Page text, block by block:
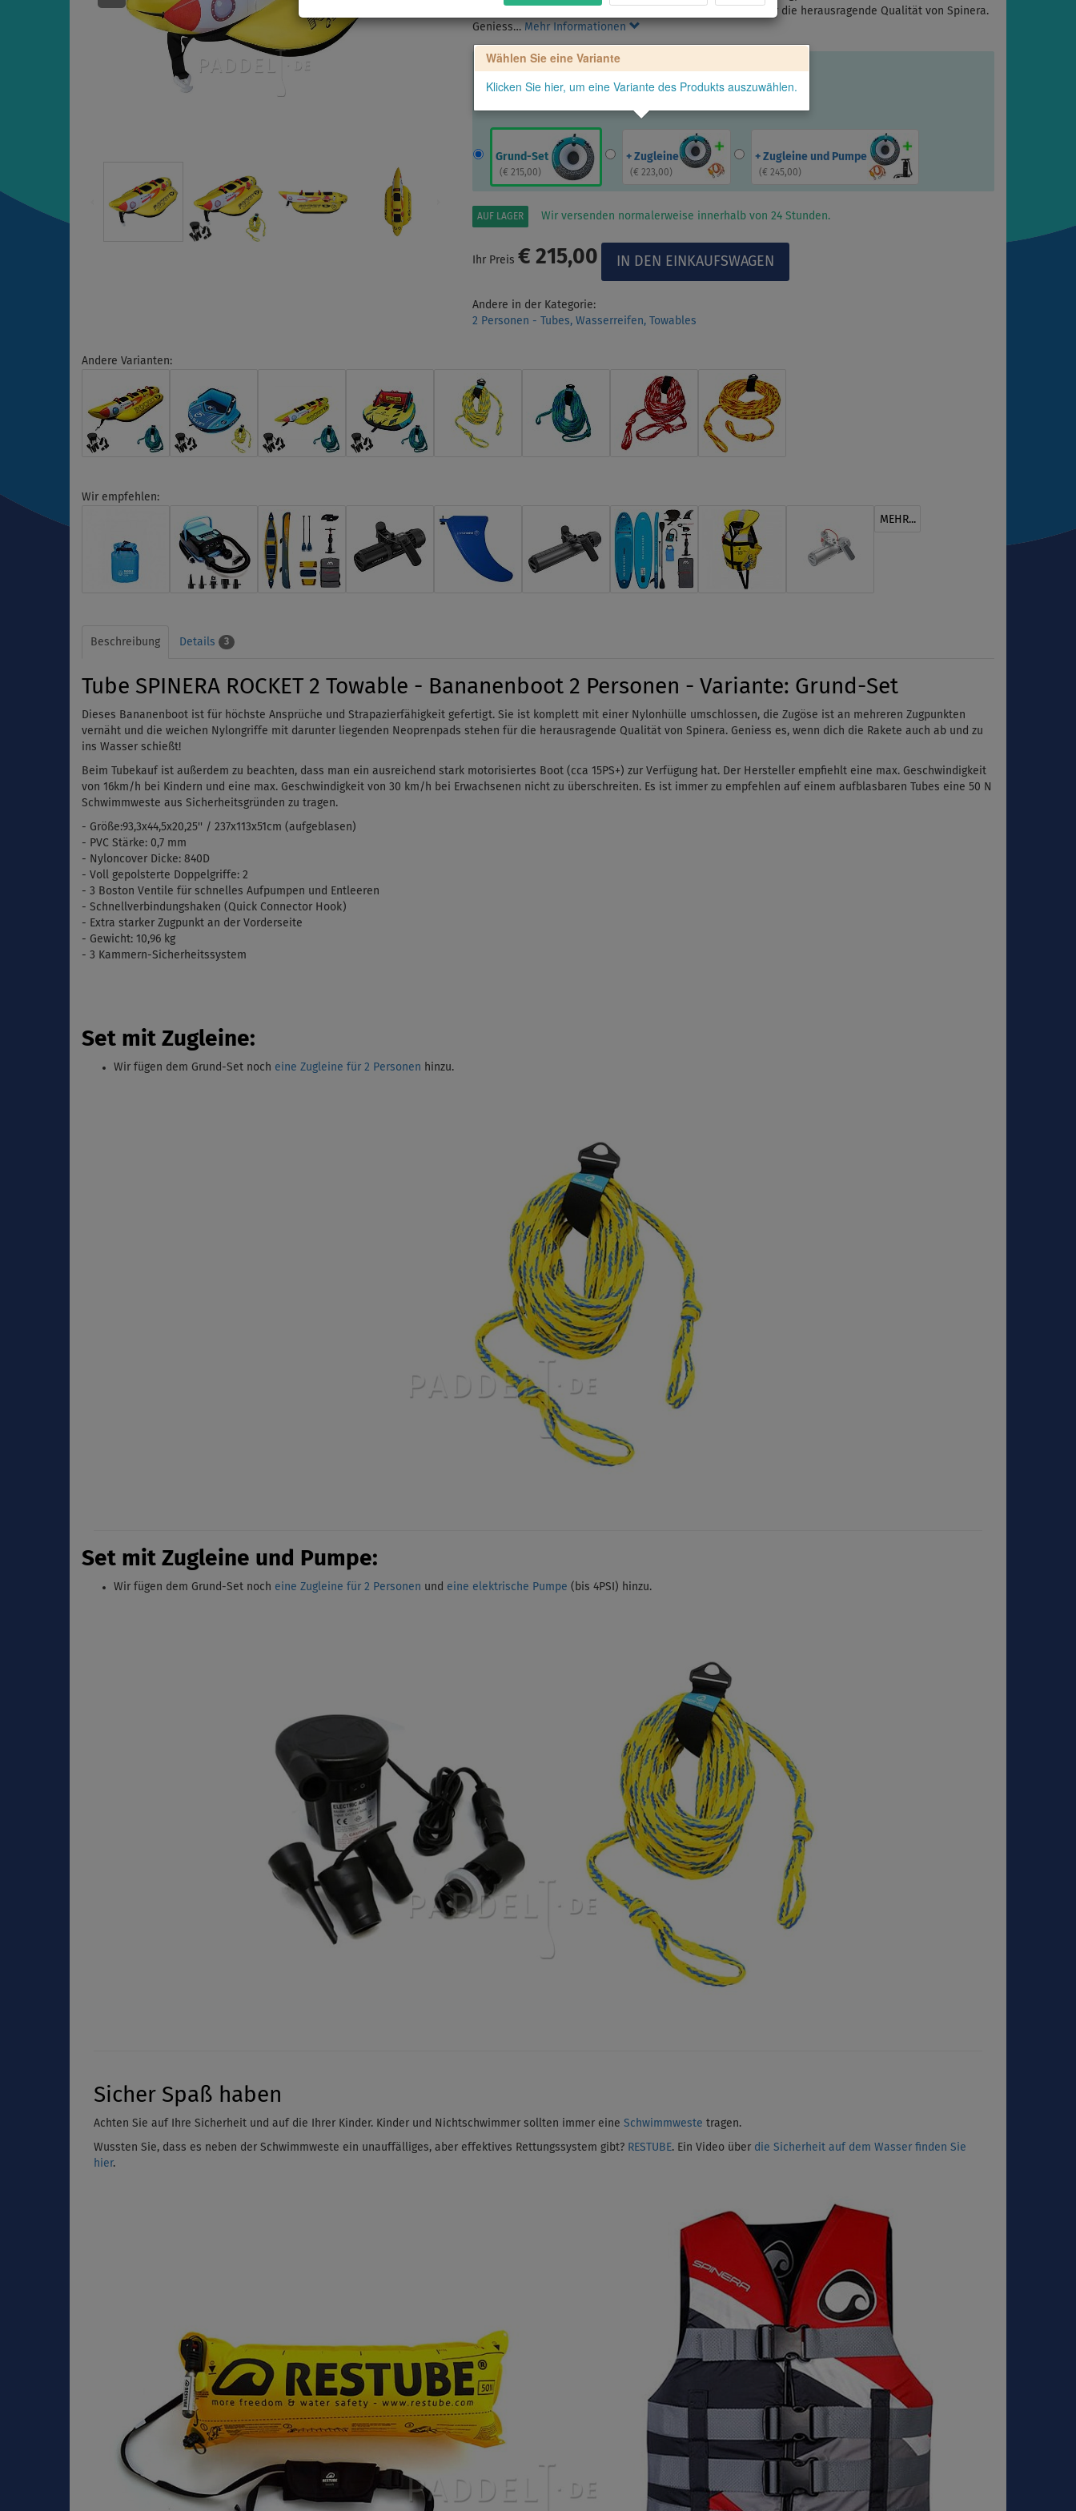
Nylongriffe mit darunter liegenden Neoprenpads stehen für die herausragende Qualität von Spinera.
Geniess… Mehr Informationen
Wählen Sie eine Variante
Klicken Sie hier, um eine Variante des Produkts auszuwählen.
Grund-Set
(€ 215,00)
+ Zugleine
(€ 223,00)
+ Zugleine und Pumpe
(€ 245,00)
AUF LAGER Wir versenden normalerweise innerhalb von 24 Stunden.
Ihr Preis € 215,00
Andere in der Kategorie:
2 Personen - Tubes, Wasserreifen, Towables
Andere Varianten:
Wir empfehlen:
MEHR...
Beschreibung Details 3
Tube SPINERA ROCKET 2 Towable - Bananenboot 2 Personen - Variante: Grund-Set
Dieses Bananenboot ist für höchste Ansprüche und Strapazierfähigkeit gefertigt. Sie ist komplett mit einer Nylonhülle umschlossen, die Zugöse ist an mehreren Zugpunkten
vernäht und die weichen Nylongriffe mit darunter liegenden Neoprenpads stehen für die herausragende Qualität von Spinera. Geniess es, wenn dich die Rakete auch ab und zu
ins Wasser schießt!
Beim Tubekauf ist außerdem zu beachten, dass man ein ausreichend stark motorisiertes Boot (cca 15PS+) zur Verfügung hat. Der Hersteller empfiehlt eine max. Geschwindigkeit
von 16km/h bei Kindern und eine max. Geschwindigkeit von 30 km/h bei Erwachsenen nicht zu überschreiten. Es ist immer zu empfehlen auf einem aufblasbaren Tubes eine 50 N
Schwimmweste aus Sicherheitsgründen zu tragen.
- Größe:93,3x44,5x20,25'' / 237x113x51cm (aufgeblasen)
- PVC Stärke: 0,7 mm
- Nyloncover Dicke: 840D
- Voll gepolsterte Doppelgriffe: 2
- 3 Boston Ventile für schnelles Aufpumpen und Entleeren
- Schnellverbindungshaken (Quick Connector Hook)
- Extra starker Zugpunkt an der Vorderseite
- Gewicht: 10,96 kg
- 3 Kammern-Sicherheitssystem
Set mit Zugleine:
Wir fügen dem Grund-Set noch eine Zugleine für 2 Personen hinzu.
Set mit Zugleine und Pumpe:
Wir fügen dem Grund-Set noch eine Zugleine für 2 Personen und eine elektrische Pumpe (bis 4PSI) hinzu.
Sicher Spaß haben
Achten Sie auf Ihre Sicherheit und auf die Ihrer Kinder. Kinder und Nichtschwimmer sollten immer eine Schwimmweste tragen.
Wussten Sie, dass es neben der Schwimmweste ein unauffälliges, aber effektives Rettungssystem gibt? RESTUBE. Ein Video über die Sicherheit auf dem Wasser finden Sie
hier.